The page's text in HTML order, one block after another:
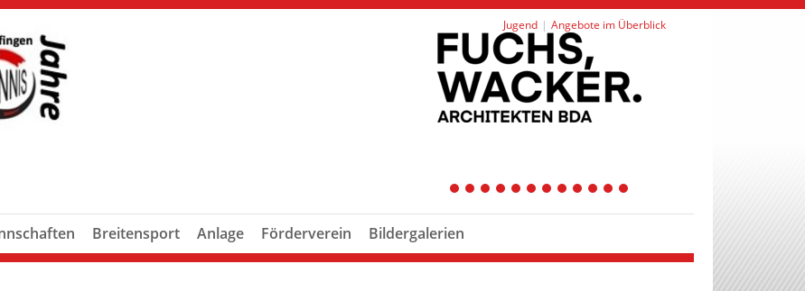
Jugend Angebote im Überblick
1 2 3 4 5 6 7 8 9 101112
Breitensport Anlage Förderverein Bildergalerien